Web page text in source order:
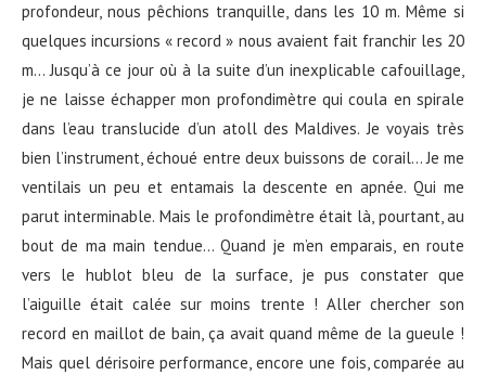
profondeur, nous pêchions tranquille, dans les 10 m. Même si
quelques incursions « record » nous avaient fait franchir les 20
m… Jusqu’à ce jour où à la suite d’un inexplicable cafouillage,
je ne laisse échapper mon profondimètre qui coula en spirale
dans l’eau translucide d’un atoll des Maldives. Je voyais très
bien l’instrument, échoué entre deux buissons de corail… Je me
ventilais un peu et entamais la descente en apnée. Qui me
parut interminable. Mais le profondimètre était là, pourtant, au
bout de ma main tendue… Quand je m’en emparais, en route
vers le hublot bleu de la surface, je pus constater que
l’aiguille était calée sur moins trente ! Aller chercher son
record en maillot de bain, ça avait quand même de la gueule !
Mais quel dérisoire performance, encore une fois, comparée au